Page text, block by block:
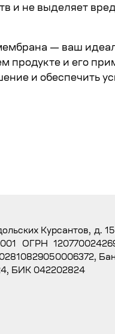
и не выделяет
— ваш
продукте и его
и обеспечить
Курсантов, д.
ОГРН
БИК 042202824